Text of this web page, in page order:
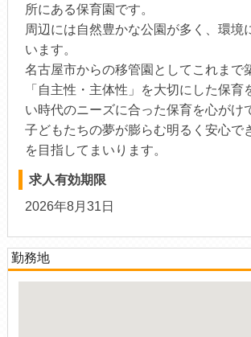
所にある保育園です。
周辺には自然豊かな公園が多く、環境
います。
名古屋市からの移管園としてこれまで
「自主性・主体性」を大切にした保育
い時代のニーズに合った保育を心がけ
子どもたちの夢が膨らむ明るく安心で
を目指してまいります。
求人有効期限
2026年8月31日
勤務地